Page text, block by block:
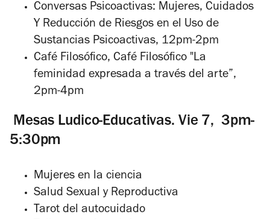
Conversas Psicoactivas: Mujeres, Cuidados
Y Reducción de Riesgos en el Uso de
Sustancias Psicoactivas, 12pm-2pm
Café Filosófico, Café Filosófico "La
feminidad expresada a través del arte”,
2pm-4pm
Mesas Ludico-Educativas. Vie 7, 3pm-
5:30pm
Mujeres en la ciencia
Salud Sexual y Reproductiva
Tarot del autocuidado